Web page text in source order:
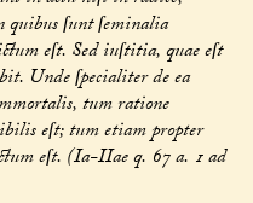
ſunt ſeminalia
eſt. Sed iuſtitia, quae eſt
Unde ſpecialiter de ea
tum ratione
eſt; tum etiam propter
eſt. (Ia-IIae q. 67 a. 1 ad